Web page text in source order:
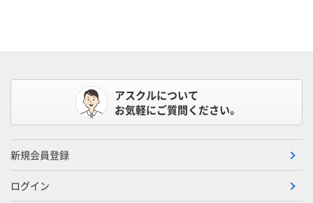
アスクルについて
お気軽にご質問ください。
新規会員登録
ログイン